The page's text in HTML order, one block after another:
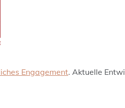
Engagement. Aktuelle